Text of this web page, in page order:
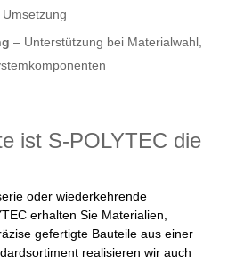
– Unterstützung bei Materialwahl,
ist S-POLYTEC die
oder wiederkehrende
erhalten Sie Materialien,
gefertigte Bauteile aus einer
realisieren wir auch